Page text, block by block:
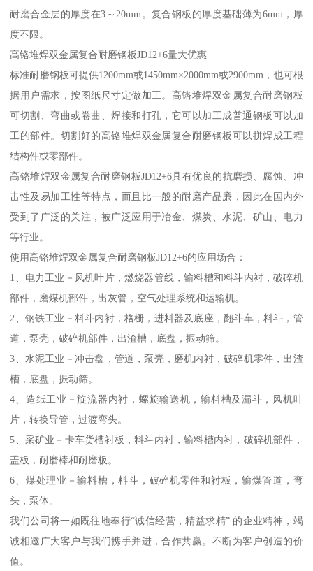
耐磨合金层的厚度在3～20mm。复合钢板的厚度基础薄为6mm，厚
度不限。
高铬堆焊双金属复合耐磨钢板JD12+6量大优惠
标准耐磨钢板可提供1200mm或1450mm×2000mm或2900mm，也可根
据用户需求，按图纸尺寸定做加工。高铬堆焊双金属复合耐磨钢板
可切割、弯曲或卷曲、焊接和打孔，它可以加工成普通钢板可以加
工的部件。切割好的高铬堆焊双金属复合耐磨钢板可以拼焊成工程
结构件或零部件。
高铬堆焊双金属复合耐磨钢板JD12+6具有优良的抗磨损、腐蚀、冲
击性及易加工性等特点，而且比一般的耐磨产品廉，因此在国内外
受到了广泛的关注，被广泛应用于冶金、煤炭、水泥、矿山、电力
等行业。
使用高铬堆焊双金属复合耐磨钢板JD12+6的应用场合：
1、电力工业－风机叶片，燃烧器管线，输料槽和料斗内衬，破碎机
部件，磨煤机部件，出灰管，空气处理系统和运输机。
2、钢铁工业－料斗内衬，格栅，进料器及底座，翻斗车，料斗，管
道，泵壳，破碎机部件，出渣槽，底盘，振动筛。
3、水泥工业－冲击盘，管道，泵壳，磨机内衬，破碎机零件，出渣
槽，底盘，振动筛。
4、造纸工业－旋流器内衬，螺旋输送机，输料槽及漏斗，风机叶
片，转换导管，过渡弯头。
5、采矿业－卡车货槽衬板，料斗内衬，输料槽内衬，破碎机部件，
盖板，耐磨棒和耐磨板。
6、煤处理业－输料槽，料斗，破碎机零件和衬板，输煤管道，弯
头，泵体。
我们公司将一如既往地奉行“诚信经营，精益求精” 的企业精神，竭
诚相邀广大客户与我们携手并进，合作共赢。不断为客户创造的价
值。